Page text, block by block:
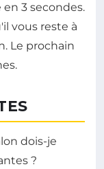
3 secondes.
vous reste à
Le prochain
dois-je
?